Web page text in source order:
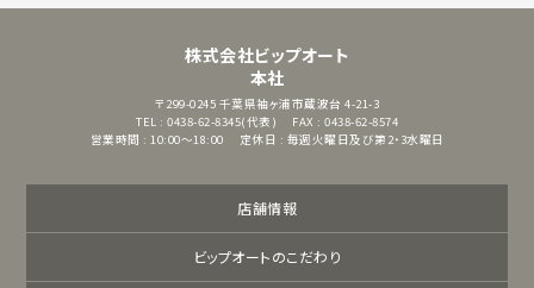
株式会社ビップオート
本社
〒299-0245 千葉県袖ヶ浦市蔵波台 4-21-3
TEL : 0438-62-8345(代表)
FAX : 0438-62-8574
営業時間 : 10:00～18:00
定休日 : 毎週火曜日及び第2・3水曜日
店舗情報
ビップオートのこだわり